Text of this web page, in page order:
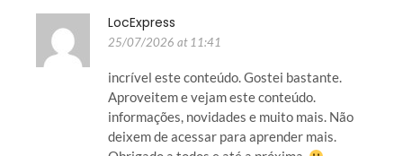
LocExpress
25/07/2026 at 11:41
incrível este conteúdo. Gostei bastante.
Aproveitem e vejam este conteúdo.
informações, novidades e muito mais. Não
deixem de acessar para aprender mais.